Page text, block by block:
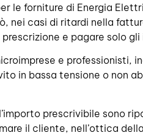
le forniture di Energia
nei casi di ritardi nella
e pagare solo
e professionisti,
in bassa tensione o non
prescrivibile sono
il cliente, nell’ottica